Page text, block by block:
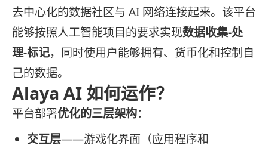
去中心化的数据社区与 AI 网络连接起来。该平台
能够按照人工智能项目的要求实现数据收集-处
理-标记，同时使用户能够拥有、货币化和控制自
己的数据。
Alaya AI 如何运作？
平台部署优化的三层架构：
交互层——游戏化界面（应用程序和